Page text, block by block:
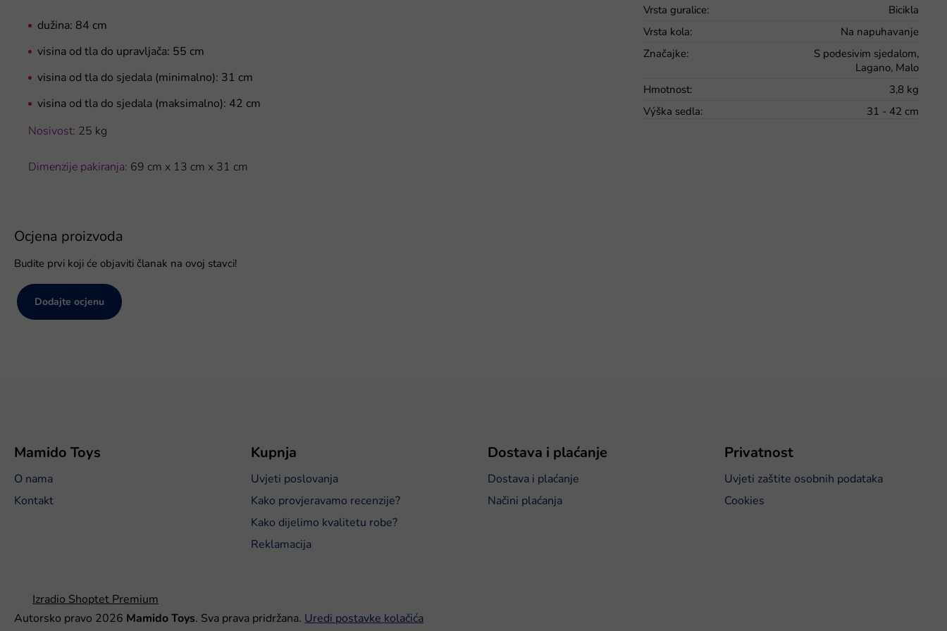
dužina: 84 cm
visina od tla do upravljača: 55 cm
visina od tla do sjedala (minimalno): 31 cm
visina od tla do sjedala (maksimalno): 42 cm
Nosivost: 25 kg
Dimenzije pakiranja: 69 cm x 13 cm x 31 cm
Vrsta guralice:
Bicikla
Vrsta kola:
Na napuhavanje
Značajke:
S podesivim sjedalom,
Lagano, Malo
Hmotnost:
3,8 kg
Výška sedla: 31 - 42 cm
Ocjena proizvoda
Budite prvi koji će objaviti članak na ovoj stavci!
Dodajte ocjenu
Mamido Toys
O nama
Kontakt
Kupnja
Uvjeti poslovanja
Kako provjeravamo recenzije?
Kako dijelimo kvalitetu robe?
Reklamacija
Dostava i plaćanje
Dostava i plaćanje
Načini plaćanja
Privatnost
Uvjeti zaštite osobnih podataka
Cookies
Izradio Shoptet Premium
Autorsko pravo 2026 Mamido Toys. Sva prava pridržana. Uredi postavke kolačića